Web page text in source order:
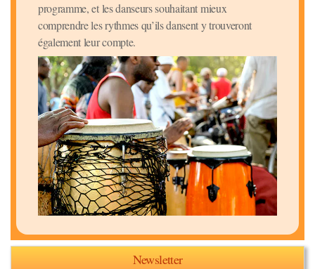
programme, et les danseurs souhaitant mieux
comprendre les rythmes qu’ils dansent y trouveront
également leur compte.
Newsletter